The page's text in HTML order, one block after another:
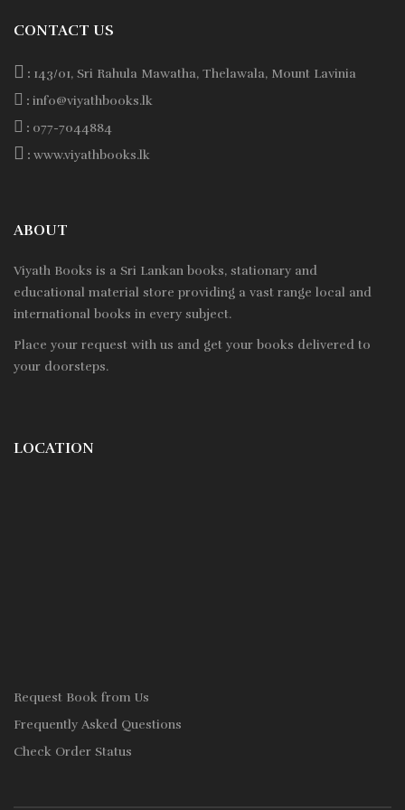
CONTACT US
: 143/01, Sri Rahula Mawatha, Thelawala, Mount Lavinia
: info@viyathbooks.lk
: 077-7044884
: www.viyathbooks.lk
ABOUT
Viyath Books is a Sri Lankan books, stationary and
educational material store providing a vast range local and
international books in every subject.
Place your request with us and get your books delivered to
your doorsteps.
LOCATION
Request Book from Us
Frequently Asked Questions
Check Order Status